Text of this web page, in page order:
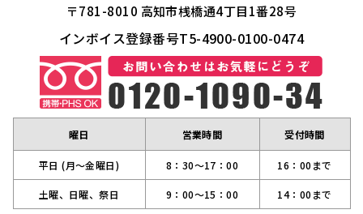
〒781-8010 高知市桟橋通4丁目1番28号
インボイス登録番号T5-4900-0100-0474
曜日 営業時間 受付時間
平日 (月～金曜日) 8：30～17：00 16：00まで
土曜、日曜、祭日 9：00～15：00 14：00まで